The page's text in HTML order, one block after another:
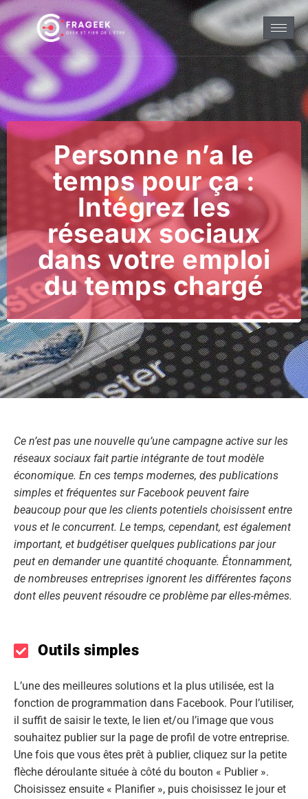
Personne n’a le
temps pour ça :
Intégrez les
réseaux sociaux
dans votre emploi
du temps chargé
Ce n’est pas une nouvelle qu’une campagne active sur les
réseaux sociaux fait partie intégrante de tout modèle
économique. En ces temps modernes, des publications
simples et fréquentes sur Facebook peuvent faire
beaucoup pour que les clients potentiels choisissent entre
vous et le concurrent. Le temps, cependant, est également
important, et budgétiser quelques publications par jour
peut en demander une quantité choquante. Étonnamment,
de nombreuses entreprises ignorent les différentes façons
dont elles peuvent résoudre ce problème par elles-mêmes.
Outils simples
L’une des meilleures solutions et la plus utilisée, est la
fonction de programmation dans Facebook. Pour l’utiliser,
il suffit de saisir le texte, le lien et/ou l’image que vous
souhaitez publier sur la page de profil de votre entreprise.
Une fois que vous êtes prêt à publier, cliquez sur la petite
flèche déroulante située à côté du bouton « Publier ».
Choisissez ensuite « Planifier », puis choisissez le jour et